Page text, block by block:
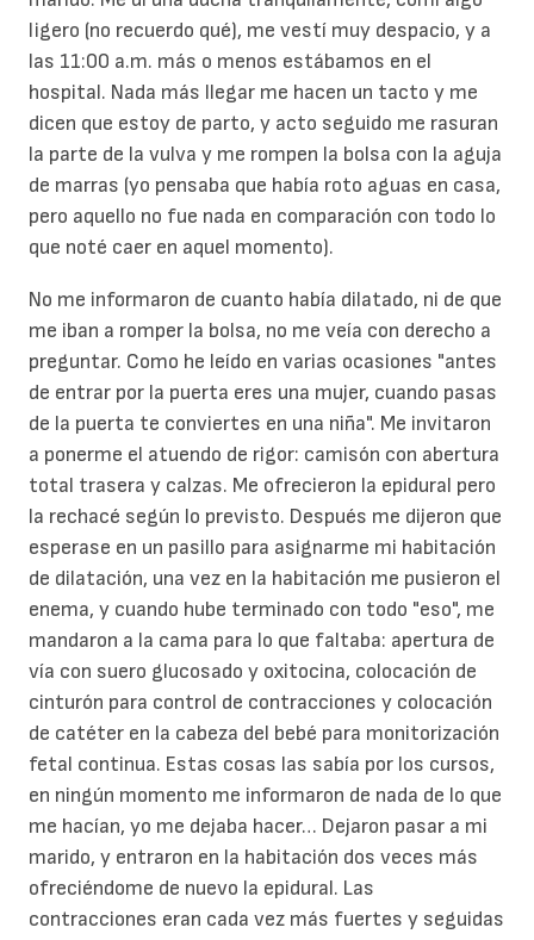
ligero (no recuerdo qué), me vestí muy despacio, y a
las 11:00 a.m. más o menos estábamos en el
hospital. Nada más llegar me hacen un tacto y me
dicen que estoy de parto, y acto seguido me rasuran
la parte de la vulva y me rompen la bolsa con la aguja
de marras (yo pensaba que había roto aguas en casa,
pero aquello no fue nada en comparación con todo lo
que noté caer en aquel momento).
No me informaron de cuanto había dilatado, ni de que
me iban a romper la bolsa, no me veía con derecho a
preguntar. Como he leído en varias ocasiones "antes
de entrar por la puerta eres una mujer, cuando pasas
de la puerta te conviertes en una niña". Me invitaron
a ponerme el atuendo de rigor: camisón con abertura
total trasera y calzas. Me ofrecieron la epidural pero
la rechacé según lo previsto. Después me dijeron que
esperase en un pasillo para asignarme mi habitación
de dilatación, una vez en la habitación me pusieron el
enema, y cuando hube terminado con todo "eso", me
mandaron a la cama para lo que faltaba: apertura de
vía con suero glucosado y oxitocina, colocación de
cinturón para control de contracciones y colocación
de catéter en la cabeza del bebé para monitorización
fetal continua. Estas cosas las sabía por los cursos,
en ningún momento me informaron de nada de lo que
me hacían, yo me dejaba hacer… Dejaron pasar a mi
marido, y entraron en la habitación dos veces más
ofreciéndome de nuevo la epidural. Las
contracciones eran cada vez más fuertes y seguidas